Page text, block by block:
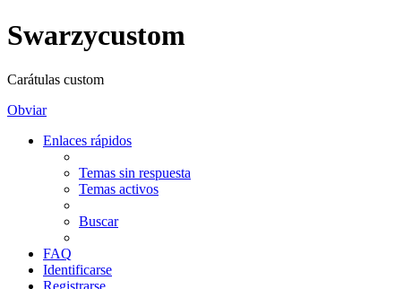
Swarzycustom
Carátulas custom
Obviar
Enlaces rápidos
Temas sin respuesta
Temas activos
Buscar
FAQ
Identificarse
Registrarse